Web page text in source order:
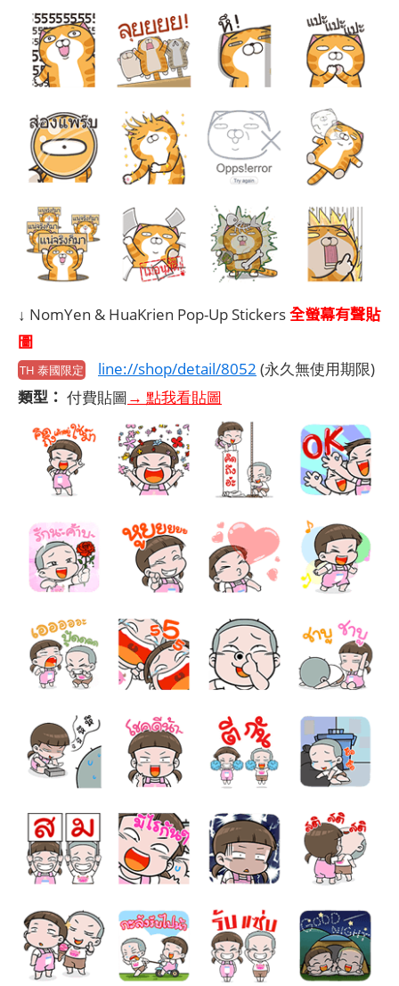
↓ NomYen & HuaKrien Pop-Up Stickers全螢幕有聲貼
圖
TH 泰國限定 line://shop/detail/8052 (永久無使用期限)
類型： 付費貼圖→ 點我看貼圖